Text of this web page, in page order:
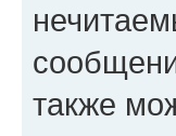
также